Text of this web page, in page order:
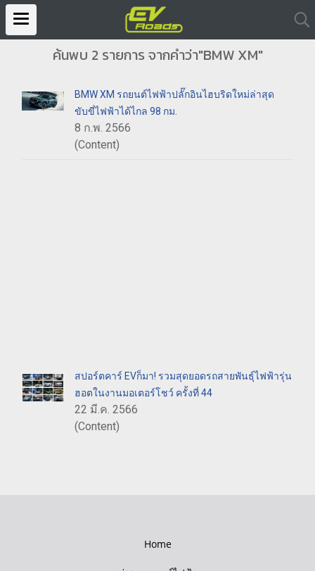
ค้นพบ 2 รายการ จากคำว่า"BMW XM"
BMW XM รถยนต์ไฟฟ้าปลั๊กอินไฮบริดใหม่ล่าสุด
ขับขี่ไฟฟ้าได้ไกล 98 กม.
8 ก.พ. 2566
(Content)
สปอร์ตคาร์ EVก็มา! รวมสุดยอดรถสายพันธุ์ไฟฟ้ารุ่น
ฮอตในงานมอเตอร์โชว์ ครั้งที่ 44
22 มี.ค. 2566
(Content)
Home